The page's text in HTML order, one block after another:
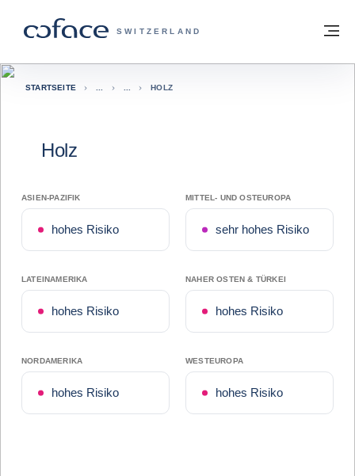
COFACE FOR TRADE - WEBSEITE DER
SWITZERLAND
Zurück zur Startseite
STARTSEITE HOLZ
Holz
ASIEN-PAZIFIK
hohes Risiko
MITTEL- UND OSTEUROPA
sehr hohes Risiko
LATEINAMERIKA
hohes Risiko
NAHER OSTEN & TÜRKEI
hohes Risiko
NORDAMERIKA
hohes Risiko
WESTEUROPA
hohes Risiko